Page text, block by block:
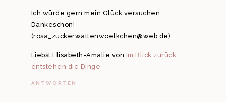
Ich würde gern mein Glück versuchen.
Dankeschön!
(rosa_zuckerwattenwoelkchen@web.de)
Liebst Elisabeth-Amalie von Im Blick zurück
entstehen die Dinge
ANTWORTEN